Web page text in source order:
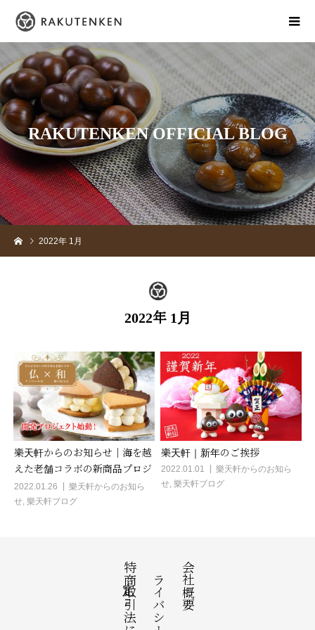
RAKUTENKEN OFFICIAL BLOG
2022年 1月
2022年 1月
樂天軒からのお知らせ｜海を越
えた老舗コラボの新商品プロジ
ェクトが始動!
2022.01.26
樂天軒からのお知ら
せ 樂天軒ブログ
樂天軒｜新年のご挨拶
2022.01.01
樂天軒からのお知ら
せ, 樂天軒ブログ
会社概要